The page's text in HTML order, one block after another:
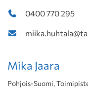
0400 770 295
Mika Jaara
Pohjois-Suomi,